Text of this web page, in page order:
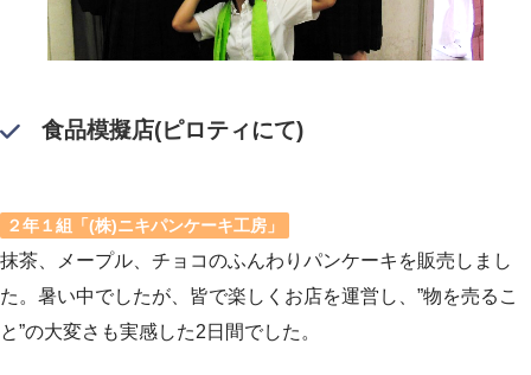
食品模擬店(ピロティにて)
２年１組「(株)ニキパンケーキ工房」
抹茶、メープル、チョコのふんわりパンケーキを販売しまし
た。暑い中でしたが、皆で楽しくお店を運営し、”物を売るこ
と”の大変さも実感した2日間でした。